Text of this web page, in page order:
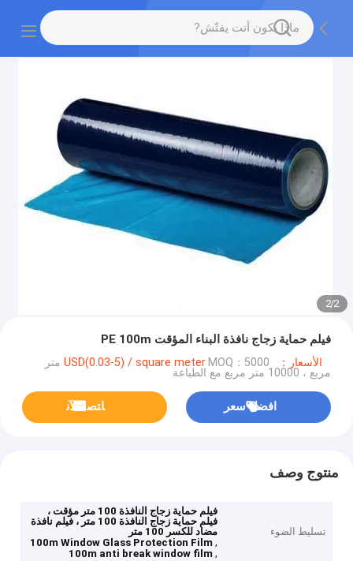
2
/
2
فيلم حماية زجاج نافذة البناء المؤقت PE 100m
الأسعار：USD(0.03-5) / square meter MOQ：5000 متر
مربع ، 10000 متر مربع مع الطباعة
افضل سعر ﺎﺘﺼﻟ ﺍﻶﻧ
منتوج وصف
تسليط الضوء
فيلم حماية زجاج النافذة 100 متر مؤقت ،
فيلم حماية زجاج النافذة 100 متر ، فيلم نافذة
مضاد للكسر 100 متر
,
100m Window Glass Protection Film
,
100m anti break window film